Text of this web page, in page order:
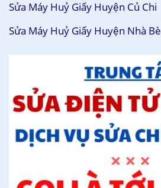
Sửa Máy Huỷ Giấy Huyện Củ Chi
Sửa Máy Huỷ Giấy Huyện Nhà Bè